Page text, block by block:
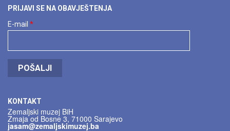
PRIJAVI SE NA OBAVJEŠTENJA
E-mail *
POŠALJI
KONTAKT
Zemaljski muzej BiH
Zmaja od Bosne 3, 71000 Sarajevo
jasam@zemaljskimuzej.ba